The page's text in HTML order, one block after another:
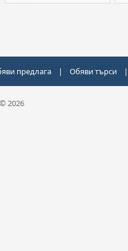
предлага | Обяви търси |
2026